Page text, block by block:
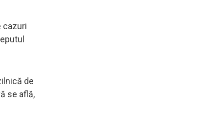
cazuri
de
se află,